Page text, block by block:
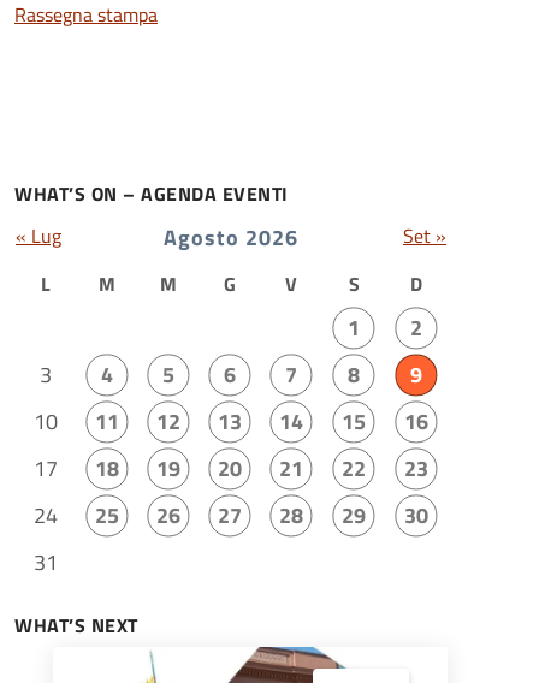
Rassegna stampa
WHAT’S ON – AGENDA EVENTI
Agosto 2026
L M M G V S D
1
2
3
4 5 6 7 8
9
10
11 12 13 14 15
16
17
18 19 20 21 22
23
24
25 26 27 28 29
30
31
« Lug Set »
WHAT’S NEXT